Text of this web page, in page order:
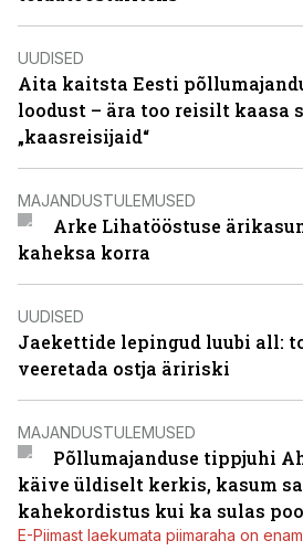
UUDISED
Aita kaitsta Eesti
loodust – ära too reisilt kaasa
„kaasreisijaid“
MAJANDUSTULEMUSED
Arke Lihatööstuse
kaheksa korra
UUDISED
Jaekettide lepingud luubi all:
veeretada ostja äririski
MAJANDUSTULEMUSED
Põllumajanduse tippjuhi
käive üldiselt kerkis, kasum
kahekordistus kui ka sulas
E-Piimast laekumata piimaraha on